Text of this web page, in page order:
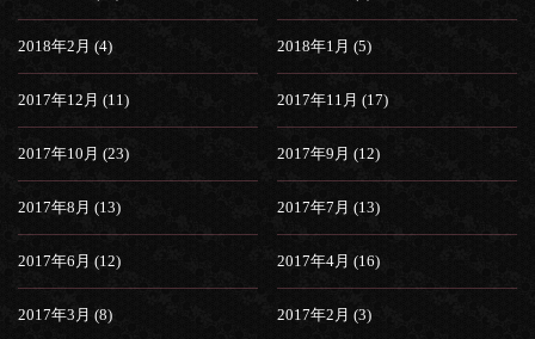
2018年2月 (4) 2018年1月 (5)
2017年12月 (11) 2017年11月 (17)
2017年10月 (23) 2017年9月 (12)
2017年8月 (13) 2017年7月 (13)
2017年6月 (12) 2017年4月 (16)
2017年3月 (8) 2017年2月 (3)